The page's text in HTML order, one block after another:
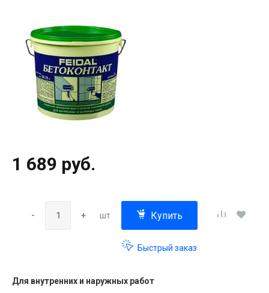
1 689 руб.
- + шт Купить
Быстрый заказ
Для внутренних и наружных работ